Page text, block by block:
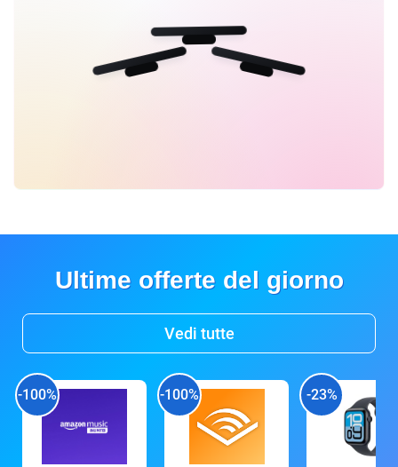
Ultime offerte del giorno
Vedi tutte
-100% -100% -23%